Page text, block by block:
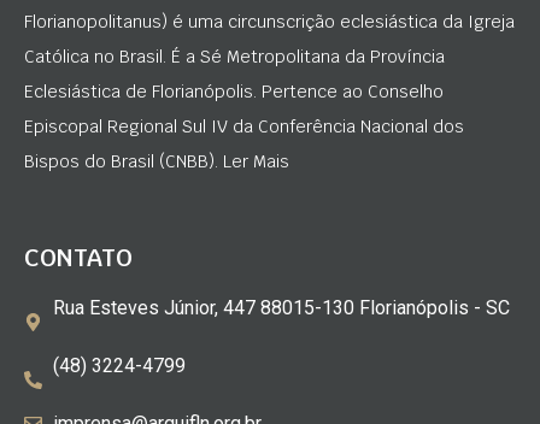
Florianopolitanus) é uma circunscrição eclesiástica da Igreja
Católica no Brasil. É a Sé Metropolitana da Província
Eclesiástica de Florianópolis. Pertence ao Conselho
Episcopal Regional Sul IV da Conferência Nacional dos
Bispos do Brasil (CNBB). Ler Mais
CONTATO
Rua Esteves Júnior, 447 88015-130 Florianópolis - SC
(48) 3224-4799